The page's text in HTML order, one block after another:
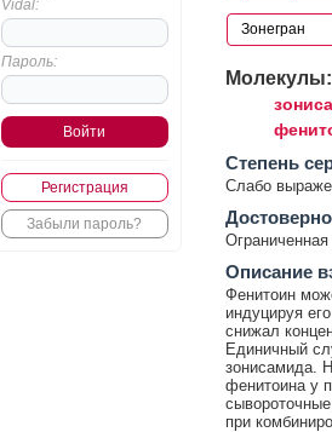
Vidal:
Пароль:
Регистрация
Забыли пароль?
Молекулы:
Cтепень
Слабо
Ограниченная
Описание
Фенитоин
индуцируя
снижал
Единичный
зонисамида.
фенитоина у
при